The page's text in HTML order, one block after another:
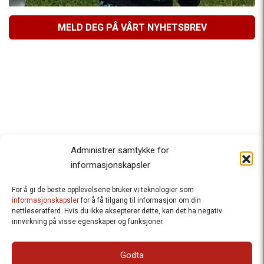
Administrer samtykke for
informasjonskapsler
For å gi de beste opplevelsene bruker vi teknologier som
informasjonskapslerfor å få tilgang til informasjon om din
nettleseratferd. Hvis du ikke aksepterer dette, kan det ha negativ
innvirkning på visse egenskaper og funksjoner.
Godta
MELD DEG PÅ VÅRT NYHETSBREV
Besteforeldrenes klimaaksjon
Ansvarlig redaktør
: Halfdan Wiik |
: Postboks 1231 Vika, 0110 Oslo.